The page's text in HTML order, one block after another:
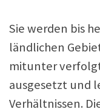
Sie werden bis
ländlichen
mitunter
ausgesetzt und
Verhältnissen.